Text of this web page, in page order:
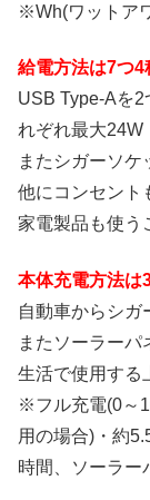
※Wh(ワットア
給電方法は7つ4
USB Type-Aを
れぞれ最大24W
またシガーソケ
他にコンセント
家電製品も使う
本体充電方法は
自動車からシガ
またソーラーパ
生活で使用する
※フル充電(0～
用の場合)・約
時間、ソーラ